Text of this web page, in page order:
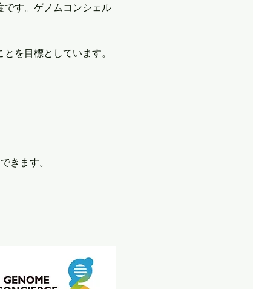
です。ゲノムコンシェル
を目標としています。
きます。